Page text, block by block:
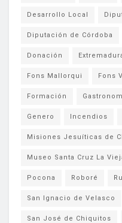
Desarrollo Local
Diputación de Córdoba
Donación
Fons Mallorqui Fons
Formación
Genero Incendios
Misiones Jesuíticas de
Museo Santa Cruz La
Pocona Roboré
San Ignacio de Velasco
San José de Chiquitos